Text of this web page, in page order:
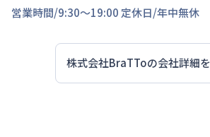
営業時間/9:30～19:00 定休日/年中無休
株式会社BraTToの会社詳細